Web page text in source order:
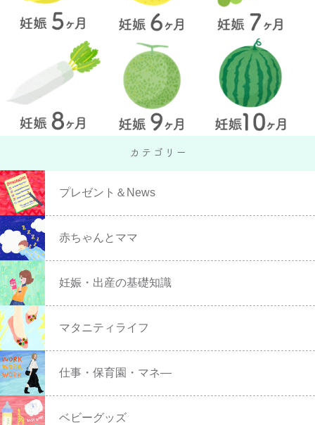
プレゼント＆News
赤ちゃんとママ
妊娠・出産の基礎知識
マタニティライフ
仕事・保育園・マネ―
ベビーグッズ